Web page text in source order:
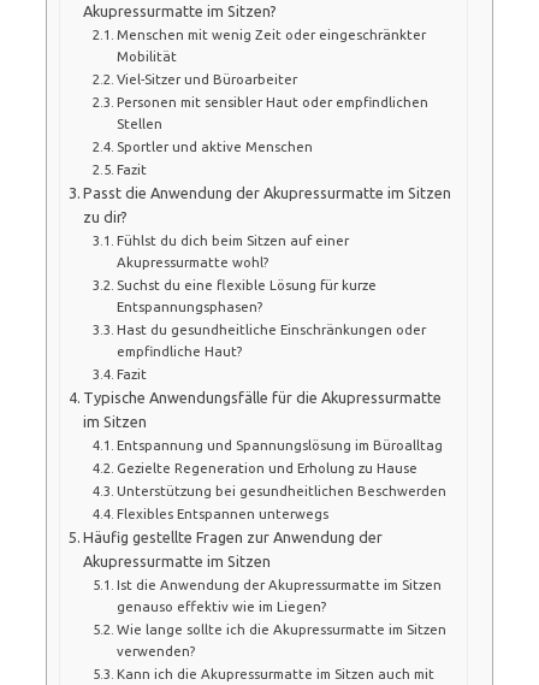
Akupressurmatte im Sitzen?
Menschen mit wenig Zeit oder eingeschränkter
Mobilität
Viel-Sitzer und Büroarbeiter
Personen mit sensibler Haut oder empfindlichen
Stellen
Sportler und aktive Menschen
Fazit
Passt die Anwendung der Akupressurmatte im Sitzen
zu dir?
Fühlst du dich beim Sitzen auf einer
Akupressurmatte wohl?
Suchst du eine flexible Lösung für kurze
Entspannungsphasen?
Hast du gesundheitliche Einschränkungen oder
empfindliche Haut?
Fazit
Typische Anwendungsfälle für die Akupressurmatte
im Sitzen
Entspannung und Spannungslösung im Büroalltag
Gezielte Regeneration und Erholung zu Hause
Unterstützung bei gesundheitlichen Beschwerden
Flexibles Entspannen unterwegs
Häufig gestellte Fragen zur Anwendung der
Akupressurmatte im Sitzen
Ist die Anwendung der Akupressurmatte im Sitzen
genauso effektiv wie im Liegen?
Wie lange sollte ich die Akupressurmatte im Sitzen
verwenden?
Kann ich die Akupressurmatte im Sitzen auch mit